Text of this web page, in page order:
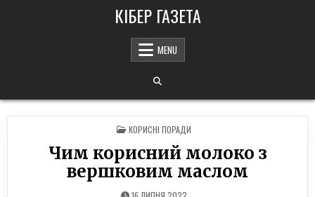
КІБЕР ГАЗЕТА
MENU
POSTED
IN
КОРИСНІ ПОРАДИ
Чим корисний молоко з
вершковим маслом